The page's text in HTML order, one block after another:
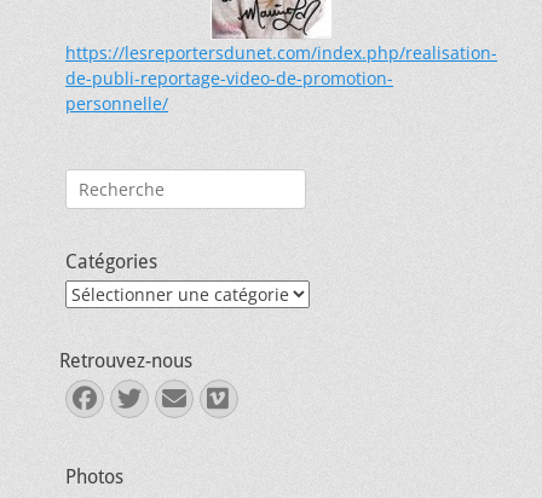
https://lesreportersdunet.com/index.php/realisation-
de-publi-reportage-video-de-promotion-
personnelle/
Rechercher :
Catégories
Catégories
Retrouvez-nous
Facebook
Twitter
E-
mail
Vimeo
Photos